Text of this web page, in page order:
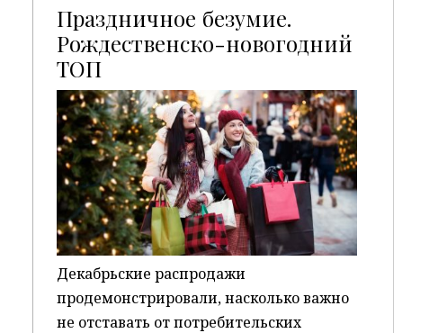
Праздничное безумие.
Рождественско-новогодний
ТОП
P
Декабрьские распродажи
продемонстрировали, насколько важно
не отставать от потребительских